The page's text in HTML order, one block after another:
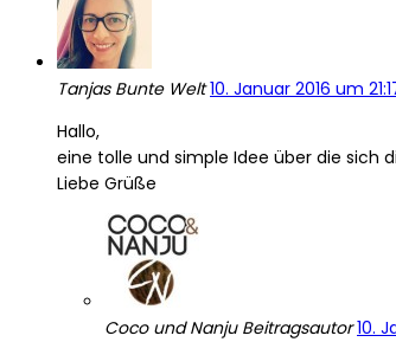
Tanjas Bunte Welt10. Januar 2016 um
Hallo,
eine tolle und simple Idee über die sich
Liebe Grüße
Coco und Nanju Beitragsautor 10.